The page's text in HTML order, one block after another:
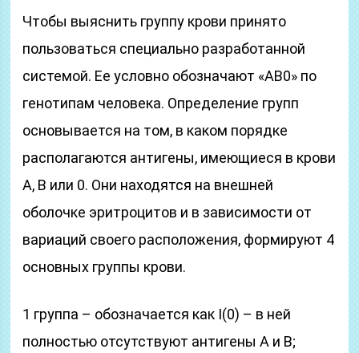
Чтобы выяснить группу крови принято
пользоваться специально разработанной
системой. Ее условно обозначают «АВ0» по
генотипам человека. Определение групп
основывается на том, в каком порядке
располагаются антигены, имеющиеся в крови
А, В или 0. Они находятся на внешней
оболочке эритроцитов и в зависимости от
вариаций своего расположения, формируют 4
основных группы крови.
1 группа – обозначается как I(0) – в ней
полностью отсутствуют антигены А и В;